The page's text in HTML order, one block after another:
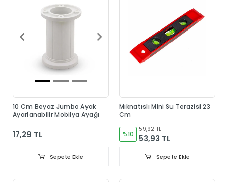
10 Cm Beyaz Jumbo Ayak
Ayarlanabilir Mobilya Ayağı
17,29 TL
Sepete Ekle
Mıknatıslı Mini Su Terazisi 23
Cm
%10
59,92 TL
53,93 TL
Sepete Ekle